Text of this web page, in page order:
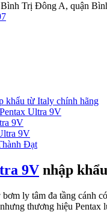
Trị Đông A, quận
khẩu từ Italy chính hãng
Ultra 9V
9V
9V
Đạt
9V nhập
ly tâm đa tầng cánh
thương hiệu